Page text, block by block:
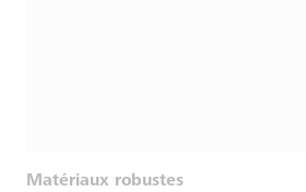
Matériaux robustes